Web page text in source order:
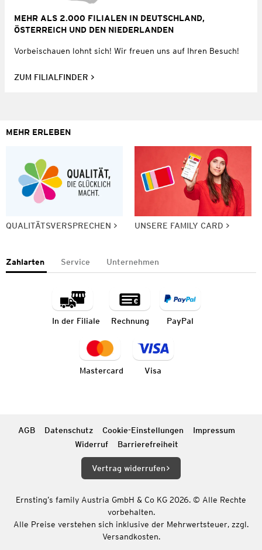
MEHR ALS 2.000 FILIALEN IN DEUTSCHLAND,
ÖSTERREICH UND DEN NIEDERLANDEN
Vorbeischauen lohnt sich! Wir freuen uns auf Ihren Besuch!
ZUM FILIALFINDER
MEHR ERLEBEN
QUALITÄTSVERSPRECHEN UNSERE FAMILY CARD
Zahlarten Service Unternehmen
In der Filiale Rechnung PayPal
Mastercard Visa
AGB Datenschutz Cookie-Einstellungen
Impressum
Widerruf
Barrierefreiheit
Vertrag widerrufen
Ernsting’s family Austria GmbH & Co KG 2026. © Alle Rechte
vorbehalten.
Alle Preise verstehen sich inklusive der Mehrwertsteuer, zzgl.
Versandkosten.